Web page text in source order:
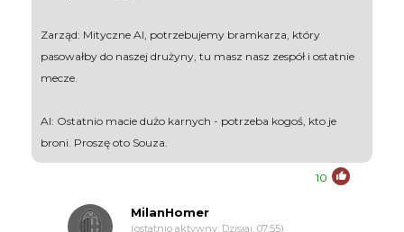
Zarząd: Mityczne AI, potrzebujemy bramkarza, który
pasowałby do naszej drużyny, tu masz nasz zespół i ostatnie
mecze.
AI: Ostatnio macie dużo karnych - potrzeba kogoś, kto je
broni. Proszę oto Souza.
10
MilanHomer
(ostatnio aktywny: Dzisiaj, 07:55)